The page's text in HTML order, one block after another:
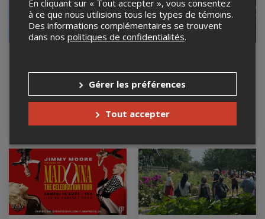
14 août 2026, 22h00
Café Campus, Montréal, QC
mentale (balade à
pied)
15 août 2026, 10h00
CSN, Montréal, QC
En cliquant sur « Tout accepter », vous consentez
à ce que nous utilisions tous les types de témoins.
Des informations complémentaires se trouvent
dans nos politiques de confidentialités.
Gérer les préférences
Tout accepter